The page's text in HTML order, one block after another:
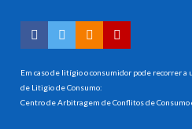
Em caso de litígio o consumidor pode recorrer
de Litigio de Consumo:
Centro de Arbitragem de Conflitos de Consumo